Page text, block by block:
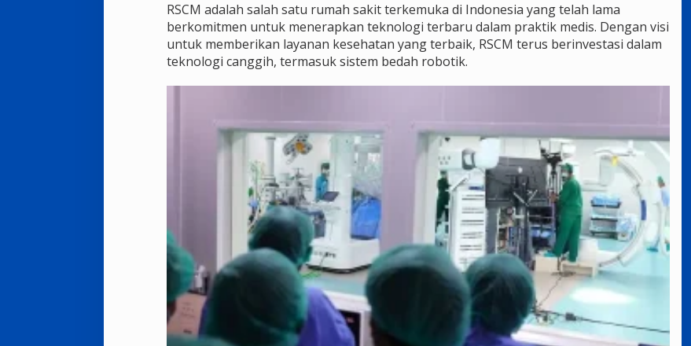
RSCM adalah salah satu rumah sakit terkemuka di Indonesia yang telah lama
berkomitmen untuk menerapkan teknologi terbaru dalam praktik medis. Dengan visi
untuk memberikan layanan kesehatan yang terbaik, RSCM terus berinvestasi dalam
teknologi canggih, termasuk sistem bedah robotik.